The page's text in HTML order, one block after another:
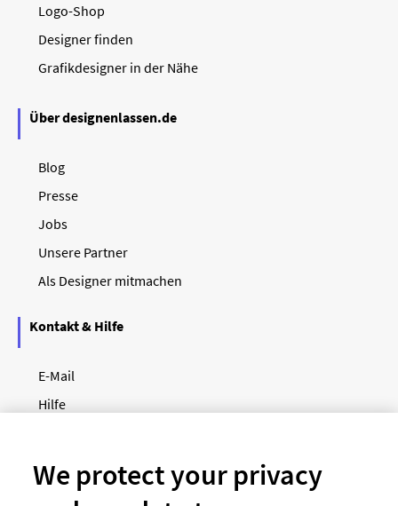
Logo-Shop
Designer finden
Grafikdesigner in der Nähe
Über designenlassen.de
Blog
Presse
Jobs
Unsere Partner
Als Designer mitmachen
Kontakt & Hilfe
E-Mail
Hilfe
We protect your privacy